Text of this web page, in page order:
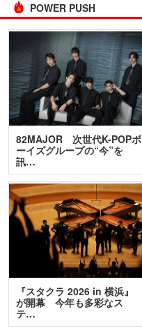
POWER PUSH
82MAJOR 次世代K-POPボ
ーイズグループの“今”を
訊…
『スタクラ 2026 in 横浜』
が開幕 今年も多彩なス
テ…